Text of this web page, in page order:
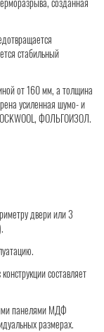
стабильный
от 160 мм, а толщина
усиленная шумо- и
ФОЛЬГОИЗОЛ.
двери или 3
составляет
панелями МДФ
размерах.